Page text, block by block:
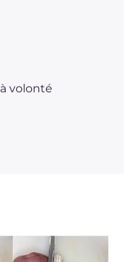
à volonté